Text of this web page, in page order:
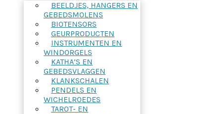
BEELDJES, HANGERS EN
GEBEDSMOLENS
BIOTENSORS
GEURPRODUCTEN
INSTRUMENTEN EN
WINDORGELS
KATHA’S EN
GEBEDSVLAGGEN
KLANKSCHALEN
PENDELS EN
WICHELROEDES
TAROT- EN